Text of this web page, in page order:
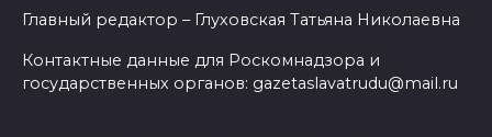
Главный редактор – Глуховская Татьяна Николаевна
Контактные данные для Роскомнадзора и
государственных органов: gazetaslavatrudu@mail.ru